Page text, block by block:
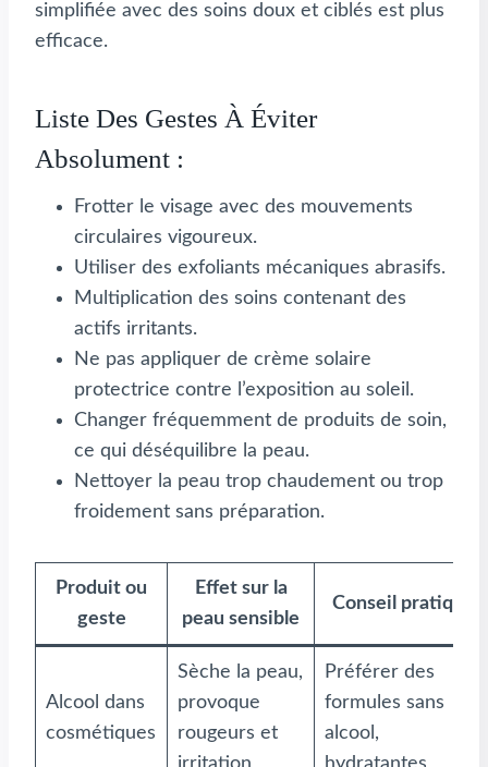
simplifiée avec des soins doux et ciblés est plus
efficace.
Liste Des Gestes À Éviter
Absolument :
Frotter le visage avec des mouvements
circulaires vigoureux.
Utiliser des exfoliants mécaniques abrasifs.
Multiplication des soins contenant des
actifs irritants.
Ne pas appliquer de crème solaire
protectrice contre l’exposition au soleil.
Changer fréquemment de produits de soin,
ce qui déséquilibre la peau.
Nettoyer la peau trop chaudement ou trop
froidement sans préparation.
Produit ou
geste
Effet sur la
peau sensible
Conseil pratique
Alcool dans
cosmétiques
Sèche la peau,
provoque
rougeurs et
Préférer des
formules sans
alcool,